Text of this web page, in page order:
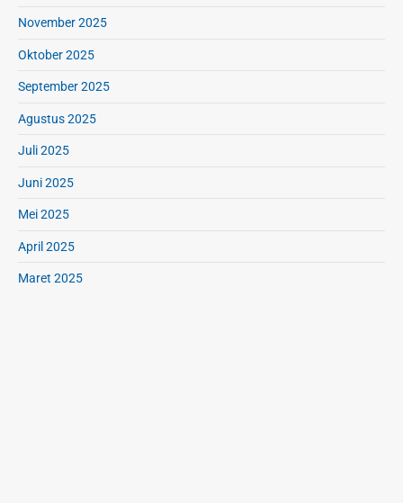
s
M
r
November 2025
Oktober 2025
September 2025
Agustus 2025
Juli 2025
Juni 2025
Mei 2025
April 2025
Maret 2025